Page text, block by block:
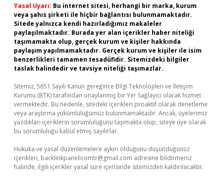
Yasal Uyarı: Bu internet sitesi, herhangi bir marka, kurum
veya şahıs şirketi ile hiçbir bağlantısı bulunmamaktadır.
Sitede yalnızca kendi hazırladığımız makaleler
paylaşılmaktadır. Burada yer alan içerikler haber niteliği
taşımamakta olup, gerçek kurum ve kişiler hakkında
paylaşım yapılmamaktadır. Gerçek kurum ve kişiler ile isim
benzerlikleri tamamen tesadüfidir. Sitemizdeki bilgiler
taslak halindedir ve tavsiye niteliği taşımazlar.
Sitemiz, 5651 Sayılı Kanun gereğince Bilgi Teknolojileri ve İletişim
Kurumu (BTK) tarafından onaylanmış bir Yer Sağlayıcı olarak hizmet
vermektedir. Bu nedenle, sitedeki içerikleri proaktif olarak denetleme
veya araştırma yükümlülüğümüz bulunmamaktadır. Ancak, üyelerimiz
yazdıkları içeriklerin sorumluluğunu taşımakta olup, siteye üye olarak
bu sorumluluğu kabul etmiş sayılırlar.
Hukuka ve yasal düzenlemelere aykırı olduğunu düşündüğünüz
içerikleri, backlinkpanelicomtr@gmail.com adresine bildirmeniz
halinde, ilgili içerikler yasal süre içerisinde sitemizden kaldırılacaktır.